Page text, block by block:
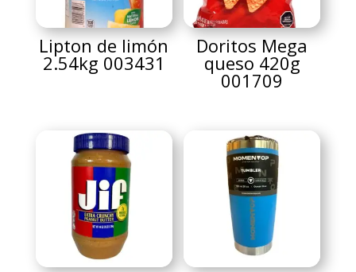
Lipton de limón
2.54kg 003431
Doritos Mega
queso 420g
001709